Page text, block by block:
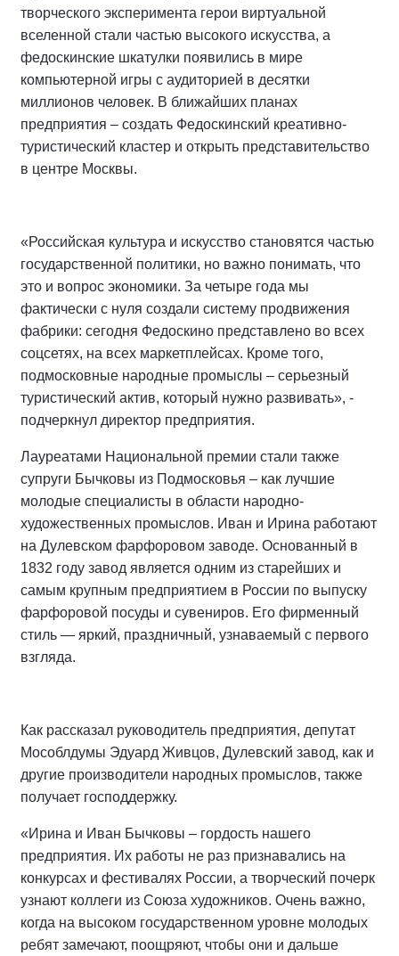
творческого эксперимента герои виртуальной
вселенной стали частью высокого искусства, а
федоскинские шкатулки появились в мире
компьютерной игры с аудиторией в десятки
миллионов человек. В ближайших планах
предприятия – создать Федоскинский креативно-
туристический кластер и открыть представительство
в центре Москвы.
«Российская культура и искусство становятся частью
государственной политики, но важно понимать, что
это и вопрос экономики. За четыре года мы
фактически с нуля создали систему продвижения
фабрики: сегодня Федоскино представлено во всех
соцсетях, на всех маркетплейсах. Кроме того,
подмосковные народные промыслы – серьезный
туристический актив, который нужно развивать», -
подчеркнул директор предприятия.
Лауреатами Национальной премии стали также
супруги Бычковы из Подмосковья – как лучшие
молодые специалисты в области народно-
художественных промыслов. Иван и Ирина работают
на Дулевском фарфоровом заводе. Основанный в
1832 году завод является одним из старейших и
самым крупным предприятием в России по выпуску
фарфоровой посуды и сувениров. Его фирменный
стиль — яркий, праздничный, узнаваемый с первого
взгляда.
Как рассказал руководитель предприятия, депутат
Мособлдумы Эдуард Живцов, Дулевский завод, как и
другие производители народных промыслов, также
получает господдержку.
«Ирина и Иван Бычковы – гордость нашего
предприятия. Их работы не раз признавались на
конкурсах и фестивалях России, а творческий почерк
узнают коллеги из Союза художников. Очень важно,
когда на высоком государственном уровне молодых
ребят замечают, поощряют, чтобы они и дальше